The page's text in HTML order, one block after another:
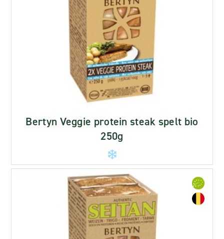
Bertyn Veggie protein steak spelt bio
250g